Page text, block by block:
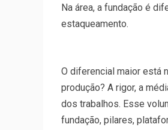
Na área, a fundação é
estaqueamento.
O diferencial maior está
produção? A rigor, a
dos trabalhos. Esse
fundação, pilares,